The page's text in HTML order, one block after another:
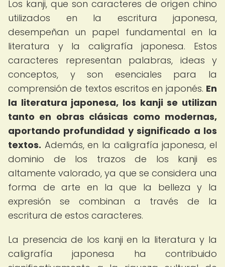
Los kanji, que son caracteres de origen chino
utilizados en la escritura japonesa,
desempeñan un papel fundamental en la
literatura y la caligrafía japonesa. Estos
caracteres representan palabras, ideas y
conceptos, y son esenciales para la
comprensión de textos escritos en japonés. En
la literatura japonesa, los kanji se utilizan
tanto en obras clásicas como modernas,
aportando profundidad y significado a los
textos. Además, en la caligrafía japonesa, el
dominio de los trazos de los kanji es
altamente valorado, ya que se considera una
forma de arte en la que la belleza y la
expresión se combinan a través de la
escritura de estos caracteres.
La presencia de los kanji en la literatura y la
caligrafía japonesa ha contribuido